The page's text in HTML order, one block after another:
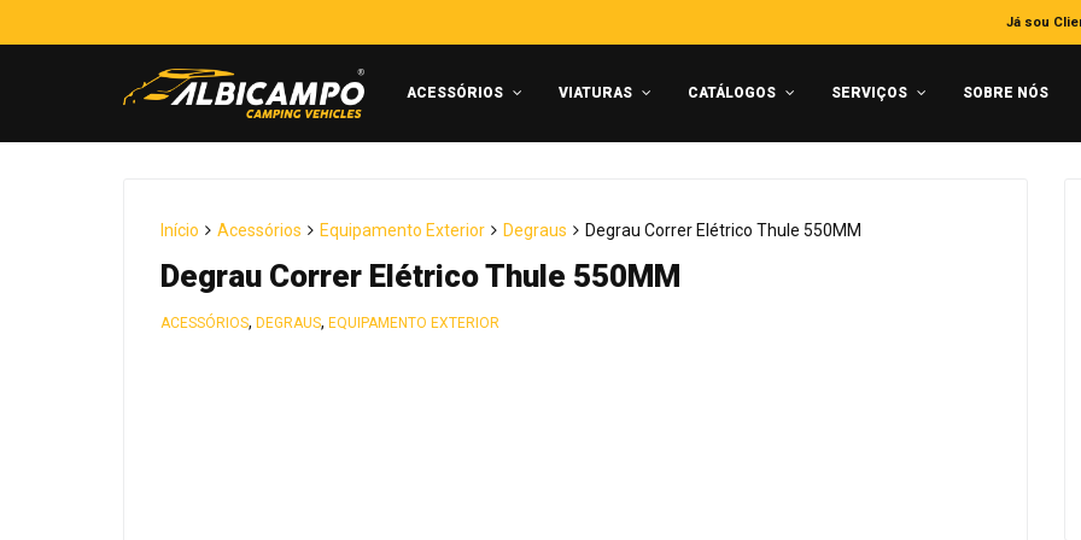
Já sou
ACESSÓRIOS VIATURAS CATÁLOGOS SERVIÇOS SOBRE NÓS
Início Acessórios Equipamento Exterior Degraus Degrau Correr Elétrico Thule 550MM
Degrau Correr Elétrico Thule 550MM
ACESSÓRIOS, DEGRAUS, EQUIPAMENTO EXTERIOR